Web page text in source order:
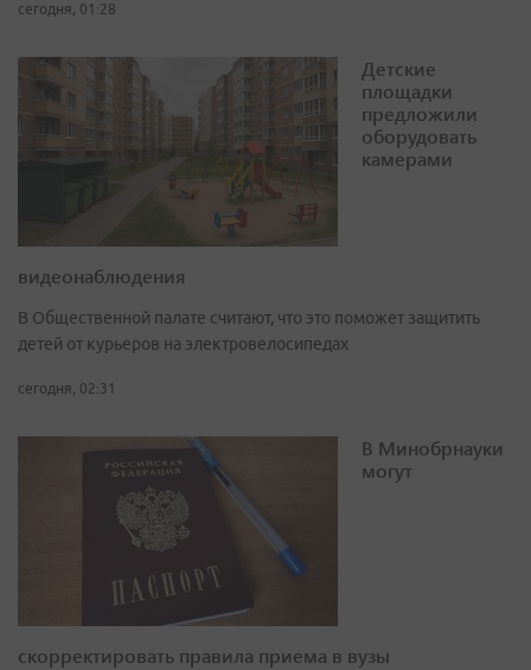
сегодня, 01:28
Детские
площадки
предложили
оборудовать
камерами
видеонаблюдения
В Общественной палате считают, что это поможет защитить
детей от курьеров на электровелосипедах
сегодня, 02:31
В Минобрнауки
могут
скорректировать правила приема в вузы